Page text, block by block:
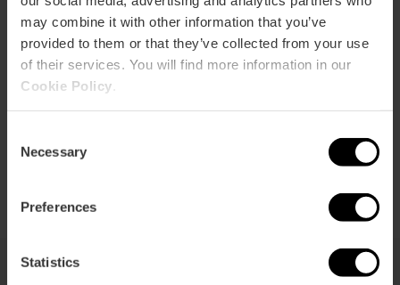
may combine it with other information that you’ve
provided to them or that they’ve collected from your use
of their services. You will find more information in our
Cookie Policy
Selection
Necessary
Preferences
Statistics
Cómo llegar